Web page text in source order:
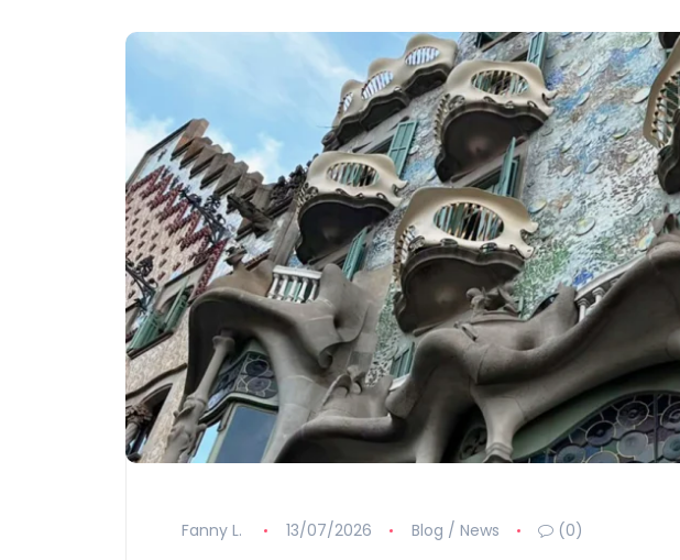
Fanny L. 13/07/2026 Blog / News (0)